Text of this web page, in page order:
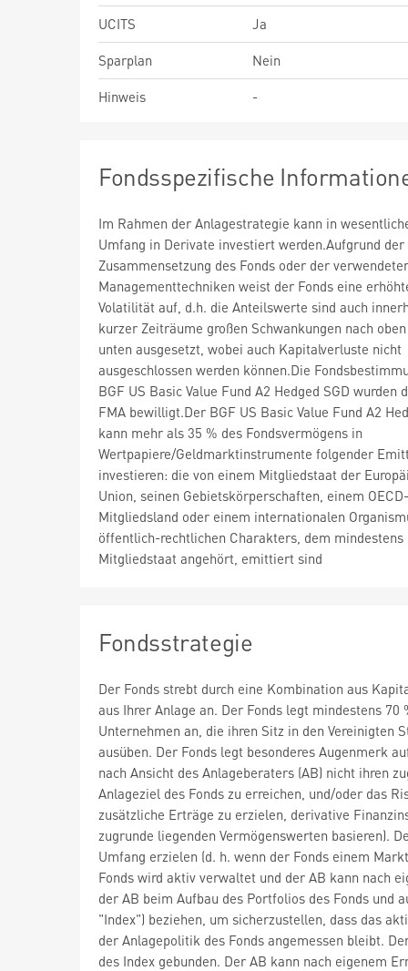
UCITS
Ja
Sparplan
Nein
Hinweis
-
Fondsspezifische
Im Rahmen der Anlagestrategie kann in
Umfang in Derivate investiert werden.Aufgrund der
Zusammensetzung des Fonds oder der
Managementtechniken weist der Fonds eine
Volatilität auf, d.h. die Anteilswerte sind auch
kurzer Zeiträume großen Schwankungen nach
unten ausgesetzt, wobei auch Kapitalverluste nicht
ausgeschlossen werden können.Die
BGF US Basic Value Fund A2 Hedged SGD wurden
FMA bewilligt.Der BGF US Basic Value Fund A2
kann mehr als 35 % des Fondsvermögens in
Wertpapiere/Geldmarktinstrumente folgender
investieren: die von einem Mitgliedstaat der
Union, seinen Gebietskörperschaften, einem OECD-
Mitgliedsland oder einem internationalen
öffentlich-rechtlichen Charakters, dem mindestens
Mitgliedstaat angehört, emittiert sind
Fondsstrategie
Der Fonds strebt durch eine Kombination aus
aus Ihrer Anlage an. Der Fonds legt mindestens
Unternehmen an, die ihren Sitz in den
ausüben. Der Fonds legt besonderes Augenmerk
nach Ansicht des Anlageberaters (AB) nicht ihren
Anlageziel des Fonds zu erreichen, und/oder das
zusätzliche Erträge zu erzielen, derivative
zugrunde liegenden Vermögenswerten basieren).
Umfang erzielen (d. h. wenn der Fonds einem
Fonds wird aktiv verwaltet und der AB kann nach
der AB beim Aufbau des Portfolios des Fonds und
"Index") beziehen, um sicherzustellen, dass das
der Anlagepolitik des Fonds angemessen bleibt.
des Index gebunden. Der AB kann nach eigenem